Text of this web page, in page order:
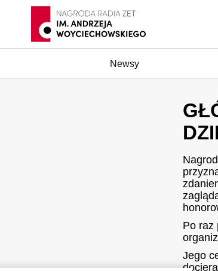
Newsy
Po raz
Jego